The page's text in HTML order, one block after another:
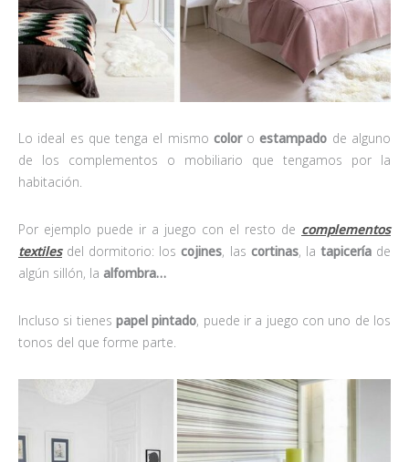
Lo ideal es que tenga el mismo color o estampado de alguno
de los complementos o mobiliario que tengamos por la
habitación.
Por ejemplo puede ir a juego con el resto de complementos
textilesdel dormitorio: loscojines, las cortinas, la tapiceríade
algún sillón, la alfombra…
Incluso si tienes papel pintado, puede ir a juego con uno de los
tonos del que forme parte.